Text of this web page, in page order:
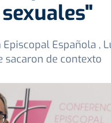
Española ,
sacaron de contexto